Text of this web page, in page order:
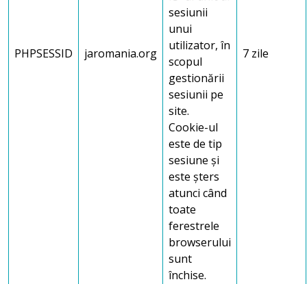
PHPSESSID jaromania.org
sesiunii
unui
utilizator, în
scopul
gestionării
sesiunii pe
site.
Cookie-ul
este de tip
sesiune și
este șters
atunci când
toate
ferestrele
browserului
sunt
închise.
7 zile